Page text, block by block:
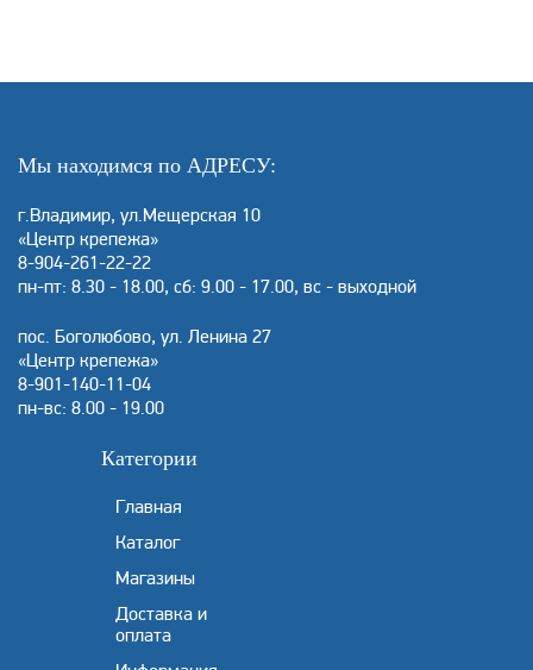
Мы находимся по АДРЕСУ:
г.Владимир, ул.Мещерская 10
«Центр крепежа»
8-904-261-22-22
пн-пт: 8.30 - 18.00, сб: 9.00 - 17.00, вс - выходной
пос. Боголюбово, ул. Ленина 27
«Центр крепежа»
8-901-140-11-04
пн-вс: 8.00 - 19.00
Категории
Главная
Каталог
Магазины
Доставка и
оплата